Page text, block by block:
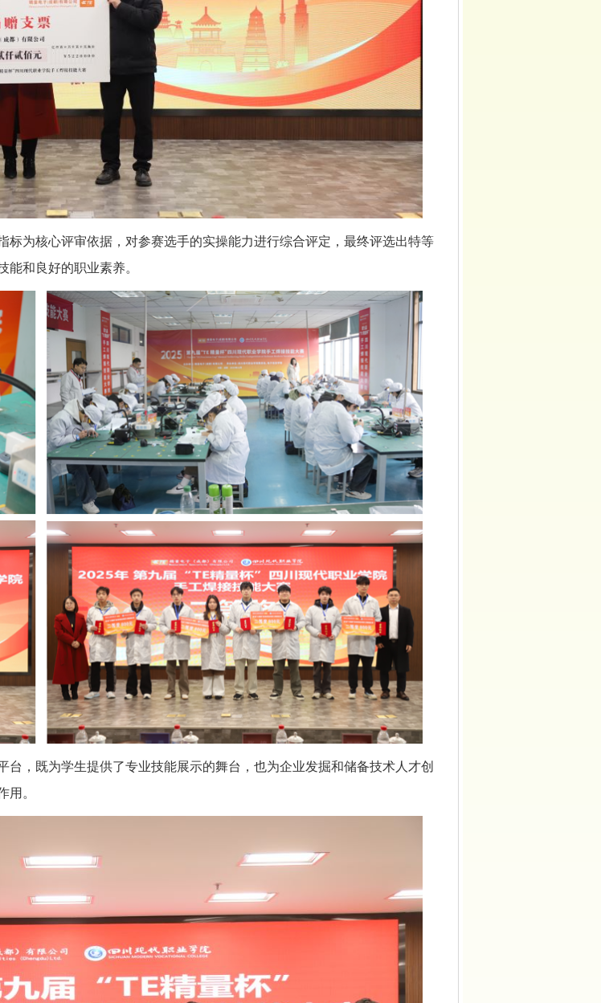
标为核心评审依据，对参赛选手的实操能力进行综合评定，最终评选出特等
和良好的职业素养。
，既为学生提供了专业技能展示的舞台，也为企业发掘和储备技术人才创
用。